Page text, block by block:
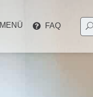
MENÜ FAQ